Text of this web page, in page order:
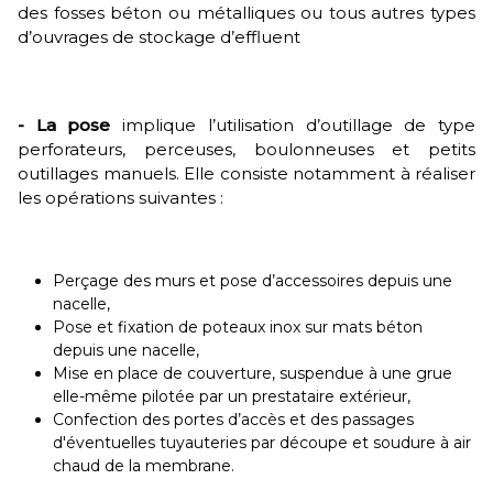
des fosses béton ou métalliques ou tous autres types
d’ouvrages de stockage d’effluent
- La pose implique l’utilisation d’outillage de type
perforateurs, perceuses, boulonneuses et petits
outillages manuels. Elle consiste notamment à réaliser
les opérations suivantes :
Perçage des murs et pose d’accessoires depuis une
nacelle,
Pose et fixation de poteaux inox sur mats béton
depuis une nacelle,
Mise en place de couverture, suspendue à une grue
elle-même pilotée par un prestataire extérieur,
Confection des portes d’accès et des passages
d'éventuelles tuyauteries par découpe et soudure à air
chaud de la membrane.